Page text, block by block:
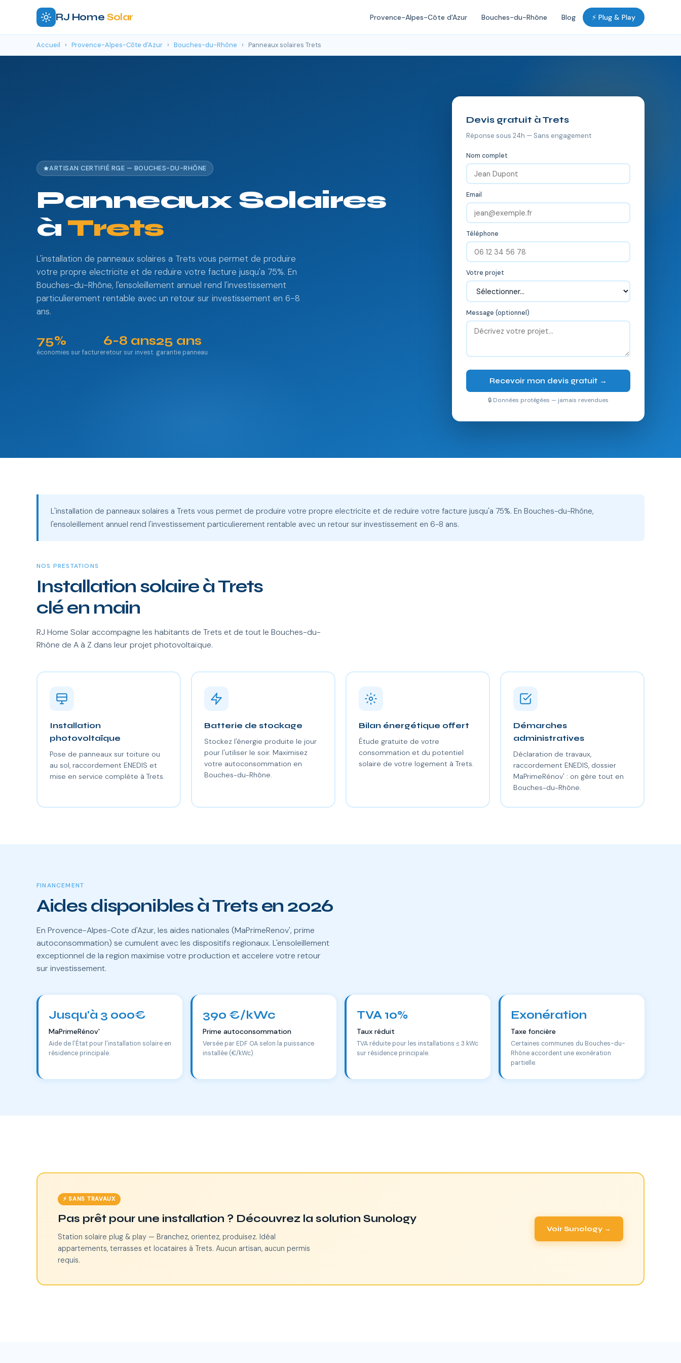
RJ Home Solar Provence-Alpes-Côte d'Azur Bouches-du-Rhône Blog ⚡ Plug & Play
Accueil › Provence-Alpes-Côte d'Azur › Bouches-du-Rhône › Panneaux solaires Trets
ARTISAN CERTIFIÉ RGE — BOUCHES-DU-RHÔNE
Panneaux Solaires
à Trets
L'installation de panneaux solaires a Trets vous permet de produire
votre propre electricite et de reduire votre facture jusqu'a 75%. En
Bouches-du-Rhône, l'ensoleillement annuel rend l'investissement
particulierement rentable avec un retour sur investissement en 6-8
ans.
75%
économies sur facture
6-8 ans
retour sur invest.
25 ans
garantie panneau
Devis gratuit à Trets
Réponse sous 24h — Sans engagement
Nom complet
Email
Téléphone
Votre projet
Message (optionnel)
Recevoir mon devis gratuit →
🔒 Données protégées — jamais revendues
L'installation de panneaux solaires a Trets vous permet de produire votre propre electricite et de reduire votre facture jusqu'a 75%. En Bouches-du-Rhône,
l'ensoleillement annuel rend l'investissement particulierement rentable avec un retour sur investissement en 6-8 ans.
NOS PRESTATIONS
Installation solaire à Trets
clé en main
RJ Home Solar accompagne les habitants de Trets et de tout le Bouches-du-
Rhône de A à Z dans leur projet photovoltaïque.
Installation
photovoltaïque
Pose de panneaux sur toiture ou
au sol, raccordement ENEDIS et
mise en service complète à Trets.
Batterie de stockage
Stockez l'énergie produite le jour
pour l'utiliser le soir. Maximisez
votre autoconsommation en
Bouches-du-Rhône.
Bilan énergétique offert
Étude gratuite de votre
consommation et du potentiel
solaire de votre logement à Trets.
Démarches
administratives
Déclaration de travaux,
raccordement ENEDIS, dossier
MaPrimeRénov' : on gère tout en
Bouches-du-Rhône.
FINANCEMENT
Aides disponibles à Trets en 2026
En Provence-Alpes-Cote d'Azur, les aides nationales (MaPrimeRenov', prime
autoconsommation) se cumulent avec les dispositifs regionaux. L'ensoleillement
exceptionnel de la region maximise votre production et accelere votre retour
sur investissement.
Jusqu'à 3 000€
MaPrimeRénov'
Aide de l'État pour l'installation solaire en
résidence principale.
390 €/kWc
Prime autoconsommation
Versée par EDF OA selon la puissance
installée (€/kWc).
TVA 10%
Taux réduit
TVA réduite pour les installations ≤ 3 kWc
sur résidence principale.
Exonération
Taxe foncière
Certaines communes du Bouches-du-
Rhône accordent une exonération
partielle.
⚡ SANS TRAVAUX
Pas prêt pour une installation ? Découvrez la solution Sunology
Station solaire plug & play — Branchez, orientez, produisez. Idéal
appartements, terrasses et locataires à Trets. Aucun artisan, aucun permis
requis.
Voir Sunology →